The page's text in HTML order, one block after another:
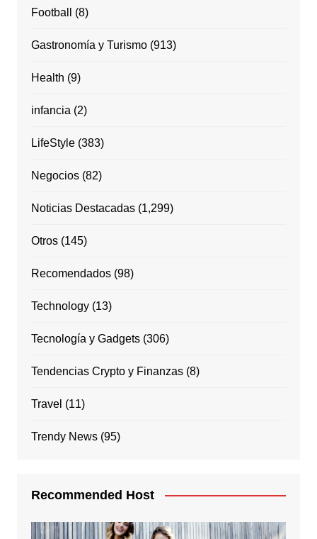
Football (8)
Gastronomía y Turismo(913)
Health (9)
infancia (2)
LifeStyle(383)
Negocios(82)
Noticias Destacadas(1,299)
Otros(145)
Recomendados(98)
Technology(13)
Tecnología y Gadgets(306)
Tendencias Crypto y Finanzas(8)
Travel (11)
Trendy News(95)
Recommended Host